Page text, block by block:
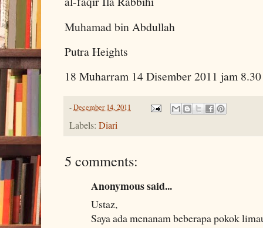
Muhamad bin Abdullah
Putra Heights
18 Muharram 14 Disember 2011 jam
-December 14, 2011
Labels: Diari
5 comments:
Anonymous said...
Ustaz,
Saya ada menanam beberapa pokok